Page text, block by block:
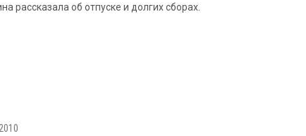
рассказала об отпуске и долгих сборах.